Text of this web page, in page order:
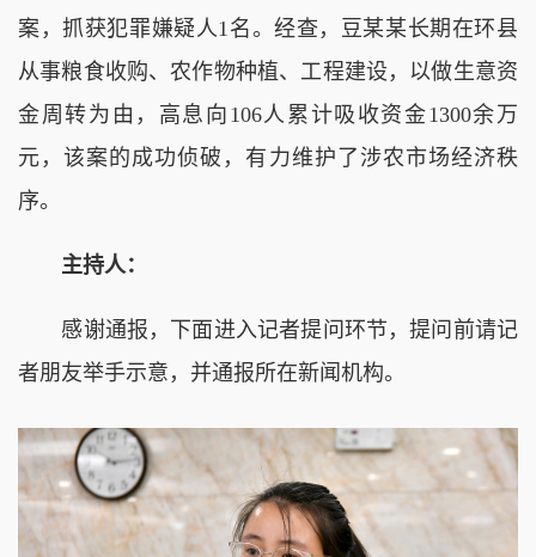
案，抓获犯罪嫌疑人1名。经查，豆某某长期在环县
从事粮食收购、农作物种植、工程建设，以做生意资
金周转为由，高息向106人累计吸收资金1300余万
元，该案的成功侦破，有力维护了涉农市场经济秩
序。
主持人：
感谢通报，下面进入记者提问环节，提问前请记
者朋友举手示意，并通报所在新闻机构。